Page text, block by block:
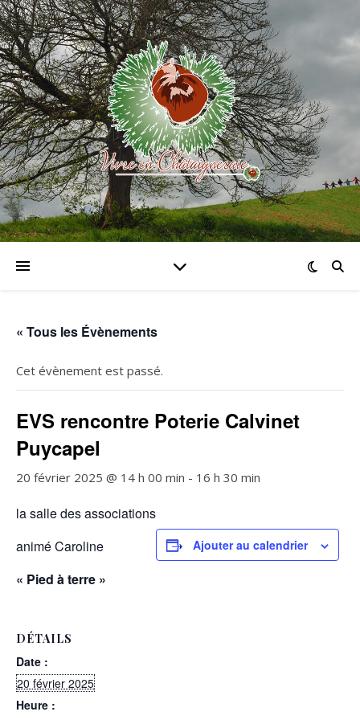
« Tous les Évènements
Cet évènement est passé.
EVS rencontre Poterie Calvinet
Puycapel
20 février 2025 @ 14 h 00 min - 16 h 30 min
la salle des associations
animé Caroline
« Pied à terre »
Ajouter au calendrier
DÉTAILS
Date :
20 février 2025
Heure :